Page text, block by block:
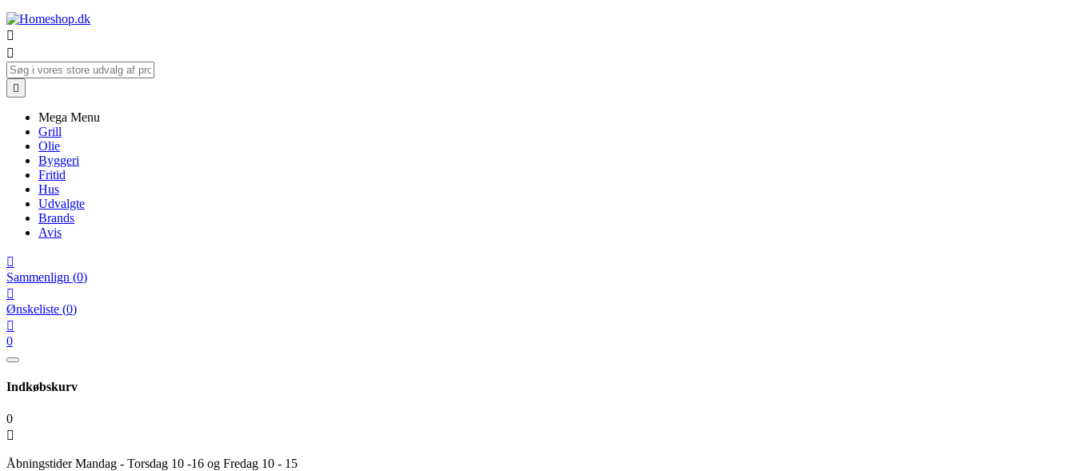



Mega Menu
Grill
Olie
Byggeri
Fritid
Hus
Udvalgte
Brands
Avis

Sammenlign (0)

Ønskeliste (0)

0
Indkøbskurv
0

Åbningstider Mandag - Torsdag 10 -16 og Fredag 10 - 15